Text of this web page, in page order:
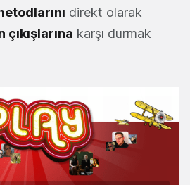
direkt olarak
çıkışlarına karşı durmak